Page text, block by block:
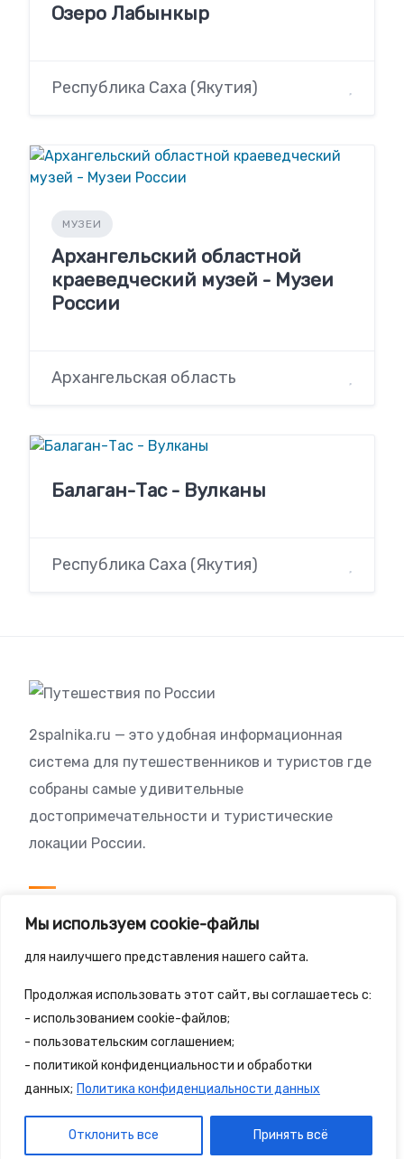
Мы используем cookie-файлы
для наилучшего представления нашего сайта.
Продолжая использовать этот сайт, вы соглашаетесь с:
- использованием cookie-файлов;
- пользовательским соглашением;
- политикой конфиденциальности и обработки
данных; Политика конфиденциальности данных
Отклонить все Принять всё
Озеро Лабынкыр
Республика Саха (Якутия)
МУЗЕИ
Архангельский областной
краеведческий музей - Музеи
России
Архангельская область
Балаган-Тас - Вулканы
Республика Саха (Якутия)
2spalnika.ru — это удобная информационная
система для путешественников и туристов где
собраны самые удивительные
достопримечательности и туристические
локации России.
© 2025 - 2spalnika.ru Все права защищены.
Правила сайта